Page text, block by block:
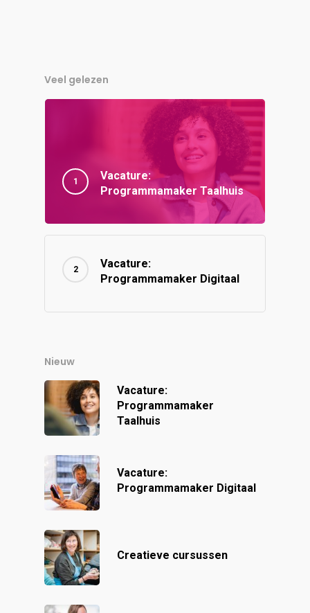
Veel gelezen
Vacature:
Programmamaker Taalhuis
Vacature:
Programmamaker Digitaal
Nieuw
Vacature:
Programmamaker
Taalhuis
Vacature:
Programmamaker Digitaal
Creatieve cursussen